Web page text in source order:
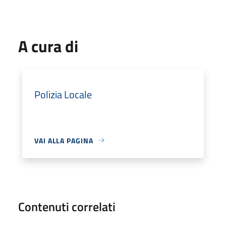
A cura di
Polizia Locale
VAI ALLA PAGINA
Contenuti correlati